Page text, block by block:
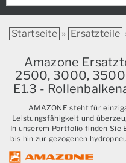
Startseite » Ersatzteile
Amazone
2500, 3000,
E1.3 -
AMAZONE steht für
Leistungsfähigkeit und
In unserem Portfolio finden
bis hin zur gezogenen